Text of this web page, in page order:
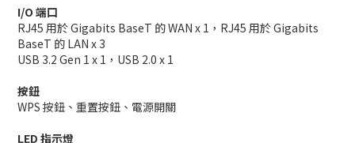
I/O 端口
RJ45 用於 Gigabits BaseT 的 WAN x 1，RJ45 用於 Gigabits
BaseT 的 LAN x 3
USB 3.2 Gen 1 x 1，USB 2.0 x 1
按鈕
WPS 按鈕、重置按鈕、電源開關
LED 指示燈